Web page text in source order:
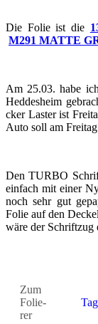
Die Folie ist die
M291 MATTE
Am 25.03. habe
Hed­des­heim
cker Las­ter ist
Auto soll am
Den TURBO
ein­fach mit einer
noch sehr gut
Folie auf den
wäre der Schrift­zug
Zum
Fo­lie­
rer